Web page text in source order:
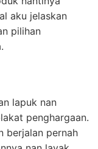
aku jelaskan
pilihan
lapuk nan
penghargaan.
berjalan pernah